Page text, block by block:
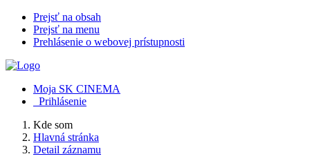
Prejsť na obsah
Prejsť na menu
Prehlásenie o webovej prístupnosti
Moja SK CINEMA
Prihlásenie
Kde som
Hlavná stránka
Detail záznamu